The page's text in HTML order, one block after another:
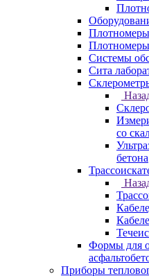
Плотномеры
Системы
Сита
со
бетона
Формы для
Приборы